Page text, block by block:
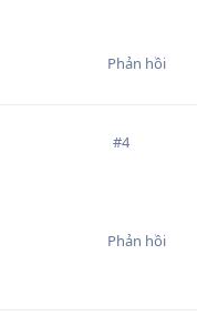
Phản hồi
#4
Phản hồi